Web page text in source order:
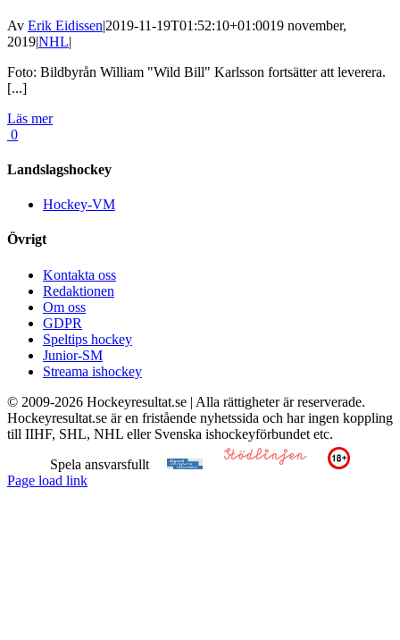
Av Erik Eidissen|2019-11-19T01:52:10+01:0019 november,
2019|NHL|
Foto: Bildbyrån William "Wild Bill" Karlsson fortsätter att leverera.
[...]
Läs mer
0
Landslagshockey
Hockey-VM
Övrigt
Kontakta oss
Redaktionen
Om oss
GDPR
Speltips hockey
Junior-SM
Streama ishockey
© 2009-2026 Hockeyresultat.se | Alla rättigheter är reserverade.
Hockeyresultat.se är en fristående nyhetssida och har ingen koppling
till IIHF, SHL, NHL eller Svenska ishockeyförbundet etc.
Spela ansvarsfullt
Page load link